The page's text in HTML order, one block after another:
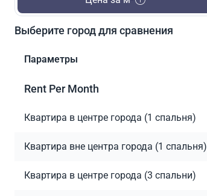
Выберите город для сравнения
Параметры
Rent Per Month
Квартира в центре города (1 спальня)
Квартира вне центра города (1 спальня)
Квартира в центре города (3 спальни)